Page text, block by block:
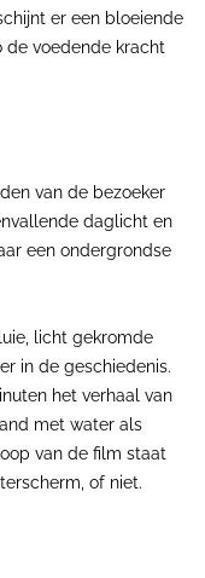
er een bloeiende
de voedende kracht
van de bezoeker
daglicht en
een ondergrondse
licht gekromde
in de geschiedenis.
het verhaal van
met water als
van de film staat
of niet.